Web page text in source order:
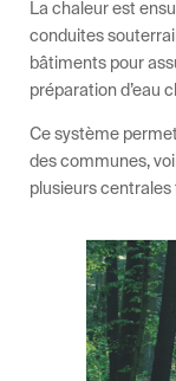
La chaleur est
conduites
bâtiments pour
préparation d’eau
Ce système
des communes,
plusieurs